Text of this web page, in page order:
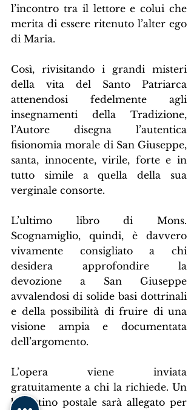
l’incontro tra il lettore e colui che
merita di essere ritenuto l’alter ego
di Maria.
Così, rivisitando i grandi misteri
della vita del Santo Patriarca
attenendosi fedelmente agli
insegnamenti della Tradizione,
l’Autore disegna l’autentica
fisionomia morale di San Giuseppe,
santa, innocente, virile, forte e in
tutto simile a quella della sua
verginale consorte.
L’ultimo libro di Mons.
Scognamiglio, quindi, è davvero
vivamente consigliato a chi
desidera approfondire la
devozione a San Giuseppe
avvalendosi di solide basi dottrinali
e della possibilità di fruire di una
visione ampia e documentata
dell’argomento.
L’opera viene inviata
gratuitamente a chi la richiede. Un
bollettino postale sarà allegato per